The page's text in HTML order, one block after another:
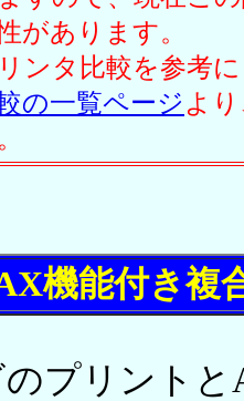
があります。
ンタ比較を参考
の一覧ページ よ
機能付き複
プリントと